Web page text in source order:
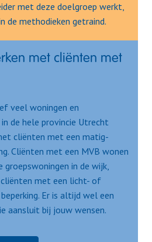
met deze doelgroep werkt,
de methodieken getraind.
met cliënten met
veel woningen en
de hele provincie Utrecht
cliënten met een matig-
Cliënten met een MVB wonen
in de wijk,
met een licht- of
Er is altijd wel een
aansluit bij jouw wensen.